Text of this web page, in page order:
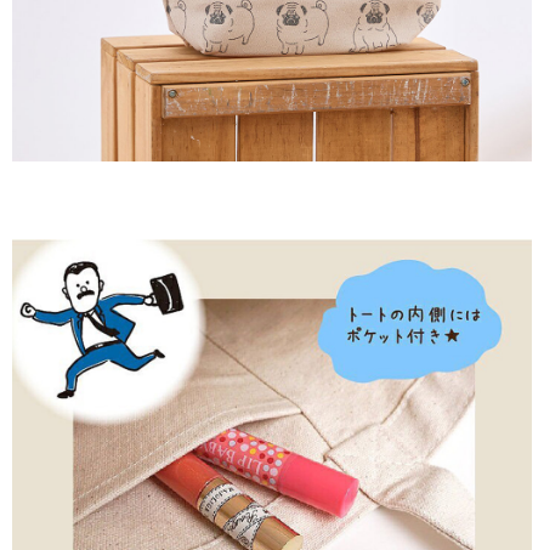
【注意事項】
１．透過由恩沛科技股份有限公司提供之「AFTEE先享後付」服務完成之交
易，需依本服務之必要範圍內提供個人資料，並將交易相關給付款項請求債
權轉讓予恩沛科技股份有限公司。
２．關於個人資料處理事宜，請瀏覽以下網址：
https://aftee.tw/terms/#terms3
３．未成年的使用者請事先徵得法定代理人或監護人之同意方可使用
時審查核予不同之上限額度；若仍有額度不足之情形，本公司將視審查結果
請求用戶進行身份認證。
５．嚴禁一人註冊多個帳號或使用他人資訊註冊。若發現惡意使用之情形，
恩沛科技股份有限公司將有權停止該用戶之使用額度並採取法律行動。
黑貓宅急便(包裹尺寸60cm以下)
每筆NT$100，滿NT$2,000(含以上)免運費
黑貓宅急便(包裹尺寸90cm以下)
每筆NT$140，滿NT$2,000(含以上)免運費